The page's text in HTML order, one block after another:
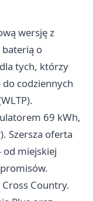
wersję z
baterią o
tych, którzy
do codziennych
69 kWh,
Szersza oferta
od miejskiej
Country.